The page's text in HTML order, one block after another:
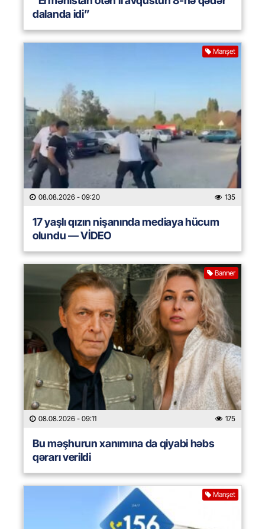
dalanda idi”
Manşet
08.08.2026 - 09:20 135
17 yaşlı qızın nişanında mediaya hücum
olundu — VİDEO
Banner
08.08.2026 - 09:11 175
Bu məşhurun xanımına da qiyabi həbs
qərarı verildi
Manşet